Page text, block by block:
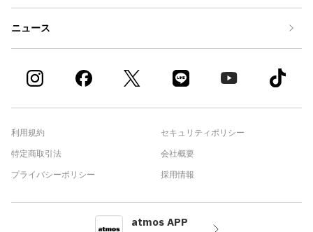
ニュース
利用規約
特定商取引法
プライバシーポリシー
セキュリティポリシー
会社概要
採用情報
atmos APP